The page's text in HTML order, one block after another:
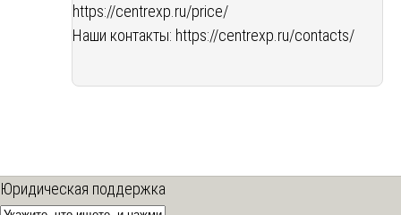
https://centrexp.ru/price/
Наши контакты: https://centrexp.ru/contacts/
Юридическая поддержка